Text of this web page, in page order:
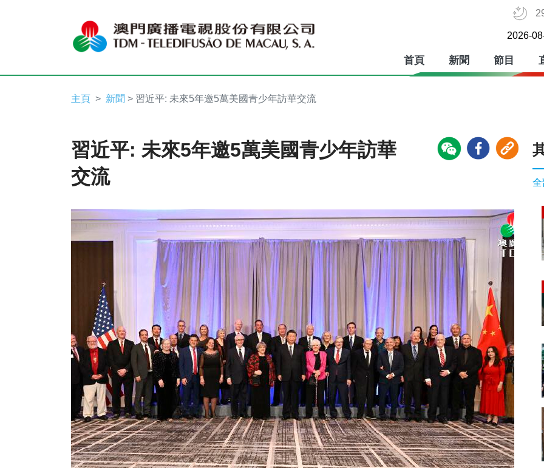
2026-
首頁 新聞 節目
主頁 新聞 > 習近平: 未來5年邀5萬美國青少年訪華交流
習近平: 未來5年邀5萬美國青少年訪華
交流
全